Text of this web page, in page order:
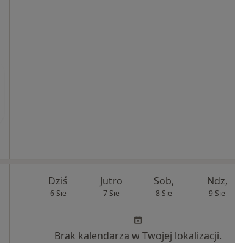
Dziś
6 Sie
Jutro
7 Sie
Sob,
8 Sie
Ndz,
9 Sie
Brak kalendarza w Twojej lokalizacji.